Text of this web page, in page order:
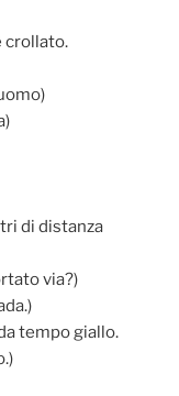
crollato.
di distanza
via?)
tempo giallo.